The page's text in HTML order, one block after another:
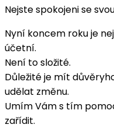
Nejste spokojeni se
Nyní koncem roku je
účetní.
Není to složité.
Důležité je mít
udělat změnu.
Umím Vám s tím
zařídit.